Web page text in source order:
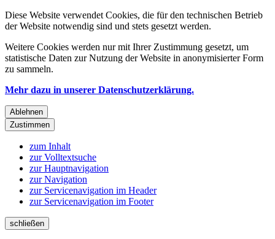
Diese Website verwendet Cookies, die für den technischen Betrieb
der Website notwendig sind und stets gesetzt werden.
Weitere Cookies werden nur mit Ihrer Zustimmung gesetzt, um
statistische Daten zur Nutzung der Website in anonymisierter Form
zu sammeln.
Mehr dazu in unserer Datenschutzerklärung.
Ablehnen
Zustimmen
zum Inhalt
zur Volltextsuche
zur Hauptnavigation
zur Navigation
zur Servicenavigation im Header
zur Servicenavigation im Footer
schließen